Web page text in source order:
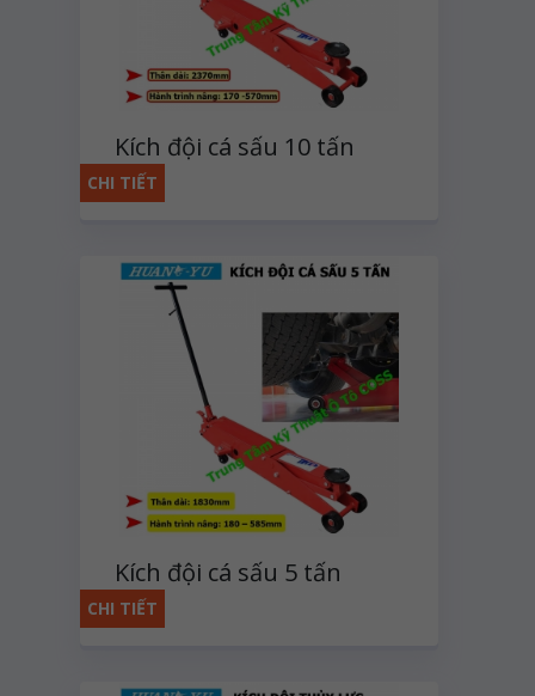
Kích đội cá sấu 10 tấn
CHI TIẾT
Kích đội cá sấu 5 tấn
CHI TIẾT